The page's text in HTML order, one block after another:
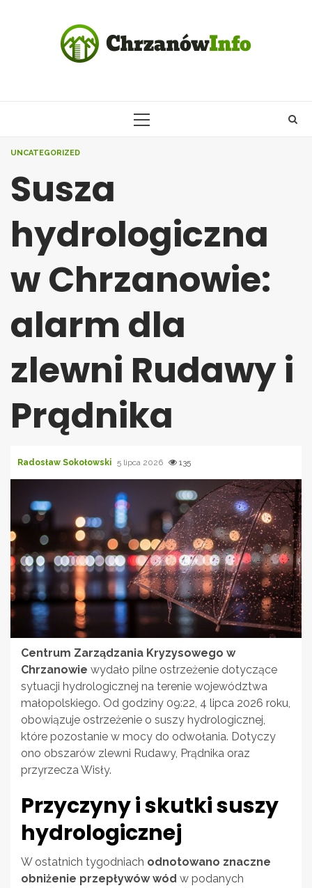
PRIMARY
UNCATEGORIZED
Susza
hydrologiczna
w Chrzanowie:
alarm dla
zlewni Rudawy i
Prądnika
Radosław Sokołowski 5 lipca 2026 135
Centrum Zarządzania Kryzysowego w
Chrzanowie wydało pilne ostrzeżenie dotyczące
sytuacji hydrologicznej na terenie województwa
małopolskiego. Od godziny 09:22, 4 lipca 2026 roku,
obowiązuje ostrzeżenie o suszy hydrologicznej,
które pozostanie w mocy do odwołania. Dotyczy
ono obszarów zlewni Rudawy, Prądnika oraz
przyrzecza Wisły.
Przyczyny i skutki suszy
hydrologicznej
W ostatnich tygodniach odnotowano znaczne
obniżenie przepływów wód w podanych